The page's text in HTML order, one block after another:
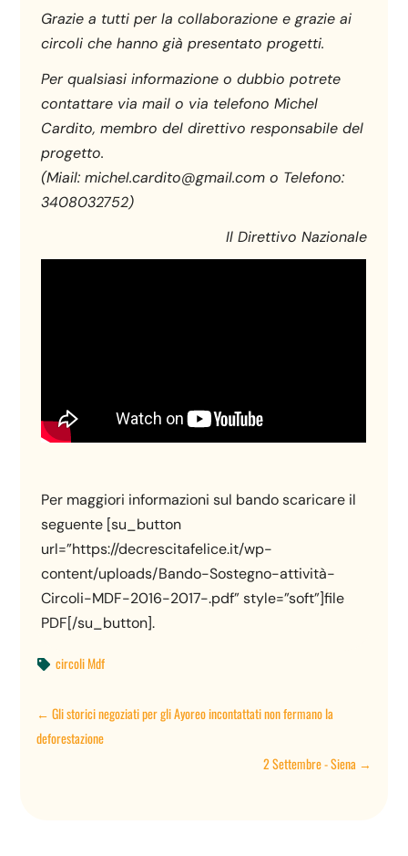
Grazie a tutti per la collaborazione e grazie ai
circoli che hanno già presentato progetti.
Per qualsiasi informazione o dubbio potrete
contattare via mail o via telefono Michel
Cardito, membro del direttivo responsabile del
progetto.
(Miail: michel.cardito@gmail.com o Telefono:
3408032752)
Il Direttivo Nazionale
Per maggiori informazioni sul bando scaricare il
seguente [su_button
url=”https://decrescitafelice.it/wp-
content/uploads/Bando-Sostegno-attività-
Circoli-MDF-2016-2017-.pdf” style=”soft”]file
PDF[/su_button].
 circoli Mdf
←Gli storici negoziati per gli Ayoreo incontattati non fermano la
deforestazione
2 Settembre - Siena →